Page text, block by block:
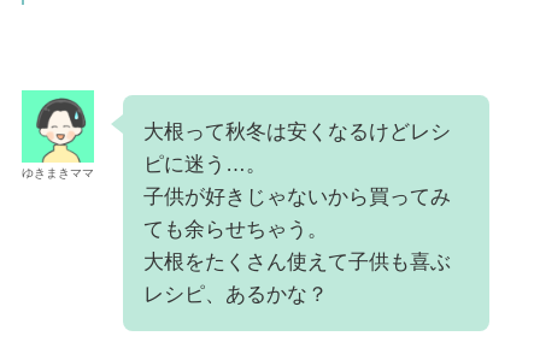
ゆきまきママ
大根って秋冬は安くなるけどレシ
ピに迷う…。
子供が好きじゃないから買ってみ
ても余らせちゃう。
大根をたくさん使えて子供も喜ぶ
レシピ、あるかな？